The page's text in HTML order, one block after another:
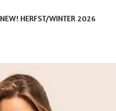
NEW! HERFST/WINTER 2026